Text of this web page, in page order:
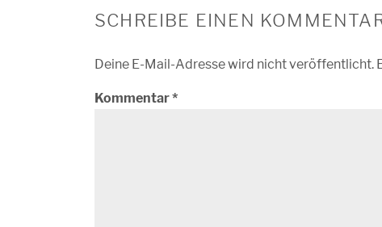
SCHREIBE EINEN
Deine E-Mail-Adresse wird nicht veröffentlicht.
Kommentar*